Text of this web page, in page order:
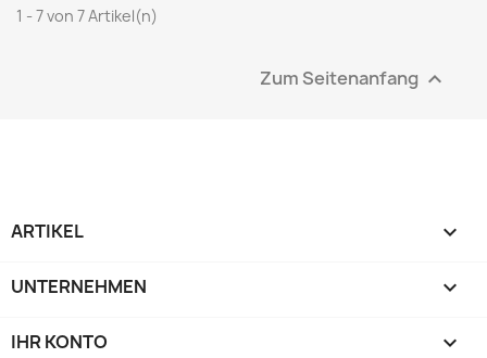
1 - 7 von 7 Artikel(n)
Zum Seitenanfang 
ARTIKEL 
UNTERNEHMEN 
IHR KONTO 